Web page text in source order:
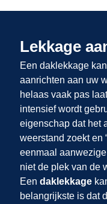
Lekkage
Een daklekkage
aanrichten aan uw
helaas vaak pas
intensief wordt
eigenschap dat het
weerstand zoekt en
eenmaal
niet de plek van de
Een daklekkage
belangrijkste is dat